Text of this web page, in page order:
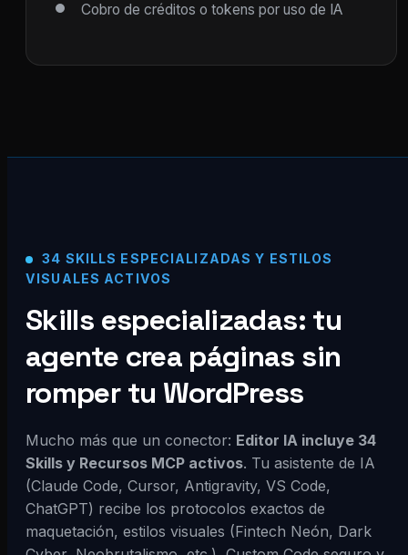
Cobro de créditos o tokens por uso de IA
34 SKILLS ESPECIALIZADAS Y ESTILOS
VISUALES ACTIVOS
Skills especializadas: tu
agente crea páginas sin
romper tu WordPress
Mucho más que un conector: Editor IA incluye 34
Skills y Recursos MCP activos. Tu asistente de IA
(Claude Code, Cursor, Antigravity, VS Code,
ChatGPT) recibe los protocolos exactos de
maquetación, estilos visuales (Fintech Neón, Dark